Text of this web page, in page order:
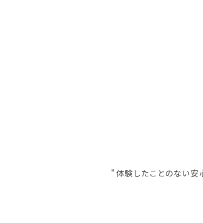
"体験したことのない安